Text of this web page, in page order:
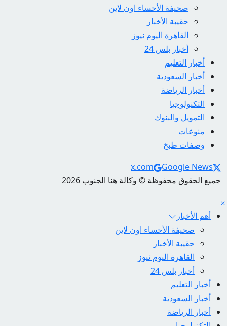
صحيفة الأحساء اون لاين
حقيبة الأخبار
القاهرة اليوم نيوز
أخبار بلس 24
أخبار التعليم
أخبار السعودية
أخبار الرياضة
التكنولوجيا
التمويل والبنوك
منوعات
وصفات طبخ
Social Links
x.com
Google News
جميع الحقوق محفوظة © وكالة هنا الجنوب 2026
أهم الأخبار
صحيفة الأحساء اون لاين
حقيبة الأخبار
القاهرة اليوم نيوز
أخبار بلس 24
أخبار التعليم
أخبار السعودية
أخبار الرياضة